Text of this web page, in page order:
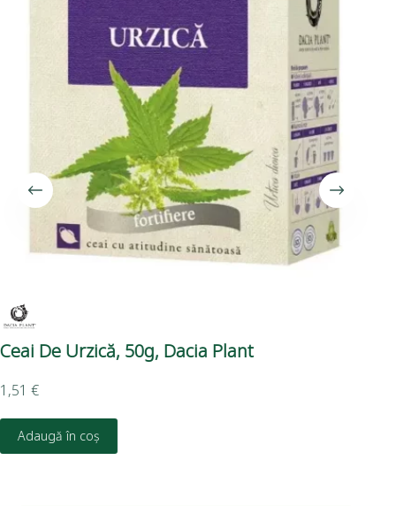
Ceai De Urzică, 50g, Dacia Plant
1,51 €
Adaugă în coș